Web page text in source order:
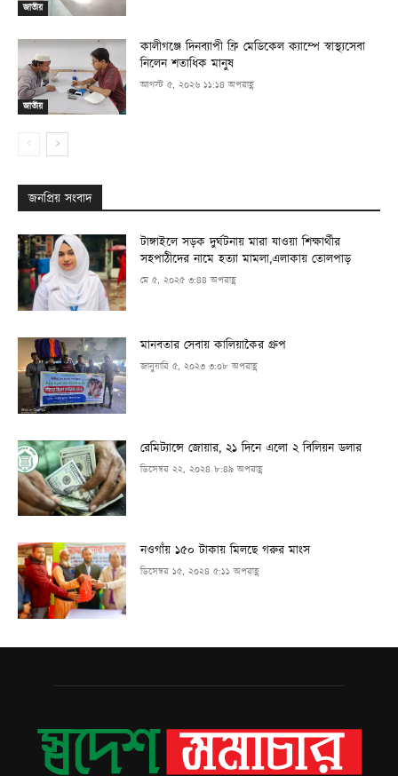
জাতীয়
জাতীয়
কালীগঞ্জে দিনব্যাপী ফ্রি মেডিকেল ক্যাম্পে স্বাস্থ্যসেবা
নিলেন শতাধিক মানুষ
আগস্ট ৫, ২০২৬ ১১:১৪ অপরাহ্ণ
জনপ্রিয় সংবাদ
টাঙ্গাইলে সড়ক দুর্ঘটনায় মারা যাওয়া শিক্ষার্থীর
সহপাঠীদের নামে হত্যা মামলা,এলাকায় তোলপাড়
মে ৫, ২০২৫ ৩:৪৪ অপরাহ্ণ
মানবতার সেবায় কালিয়াকৈর গ্রুপ
জানুয়ারি ৫, ২০২৩ ৩:০৮ অপরাহ্ণ
রেমিট্যান্সে জোয়ার, ২১ দিনে এলো ২ বিলিয়ন ডলার
ডিসেম্বর ২২, ২০২৪ ৮:৪৯ অপরাহ্ণ
নওগাঁয় ১৫০ টাকায় মিলছে গরুর মাংস
ডিসেম্বর ১৫, ২০২৪ ৫:১১ অপরাহ্ণ